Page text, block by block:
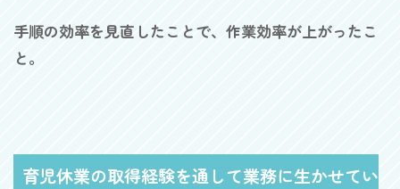
手順の効率を見直したことで、作業効率が上がったこ
と。
育児休業の取得経験を通して業務に生かせてい